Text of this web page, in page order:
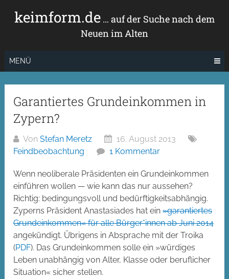
Inhaltkeimform.de… auf der Suche nach dem
Neuen im Alten
MENÜ
Garantiertes Grundeinkommen in
Zypern?
VonStefan Meretz
16. August 2013
Feindbeobachtung
1 Kommentar
Wenn neoliberale Präsidenten ein Grundeinkommen
einführen wollen — wie kann das nur aussehen?
Richtig: bedingungsvoll und bedürftigkeitsabhängig.
Zyperns Präsident Anastasiades hat ein»garantiertes
Grundeinkommen« für alle Bürger*innen ab Juni 2014
angekündigt. Übrigens in Absprache mit der Troika
(PDF). Das Grundeinkommen solle ein »würdiges
Leben unabhängig von Alter, Klasse oder beruflicher
Situation« sicher stellen.